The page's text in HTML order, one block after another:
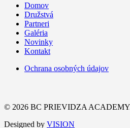
Domov
Družstvá
Partneri
Galéria
Novinky
Kontakt
Ochrana osobných údajov
© 2026 BC PRIEVIDZA ACADEMY.
Designed by VISION